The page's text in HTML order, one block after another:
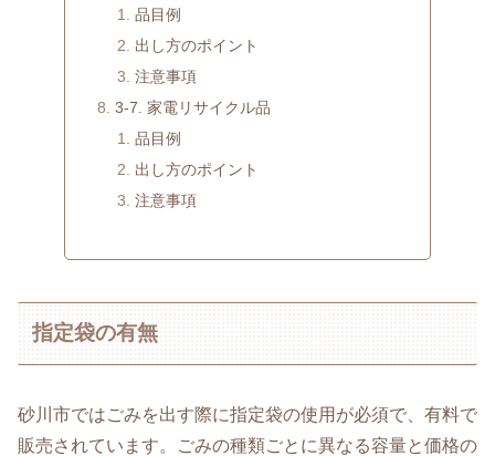
品目例
出し方のポイント
注意事項
3-7. 家電リサイクル品
品目例
出し方のポイント
注意事項
指定袋の有無
砂川市ではごみを出す際に指定袋の使用が必須で、有料で
販売されています。ごみの種類ごとに異なる容量と価格の